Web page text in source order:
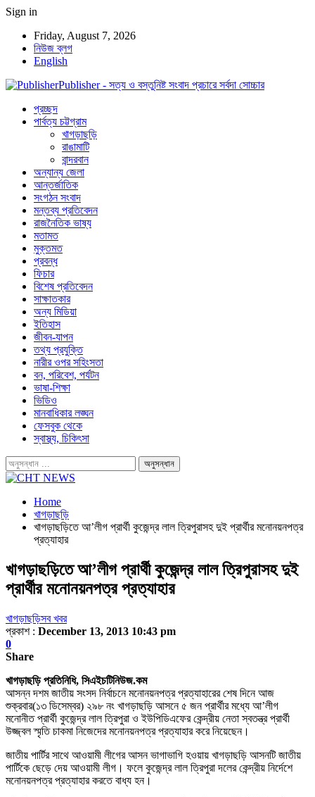
Sign in
Friday, August 7, 2026
নিউজ ব্লগ
English
Publisher - সত্য ও বস্তুনিষ্ট সংবাদ প্রচারে সর্বদা সোচ্চার
প্রচ্ছদ
পার্বত্য চট্টগ্রাম
খাগড়াছড়ি
রাঙামাটি
বান্দরবান
অন্যান্য জেলা
আন্তর্জাতিক
সংগঠন সংবাদ
মন্তব্য প্রতিবেদন
রাজনৈতিক ভাষ্য
মতামত
মুক্তমত
প্রবন্ধ
ফিচার
বিশেষ প্রতিবেদন
সাক্ষাতকার
অন্য মিডিয়া
ইতিহাস
জীবন-যাপন
তথ্য প্রযুক্তি
নারীর ওপর সহিংসতা
বন, পরিবেশ, পর্যটন
ভাষা-শিক্ষা
ভিডিও
মানবাধিকার লঙ্ঘন
ফেসবুক থেকে
স্বাস্থ্য, চিকিৎসা
Home
খাগড়াছড়ি
খাগড়াছড়িতে আ’লীগ প্রার্থী কুজেন্দ্র লাল ত্রিপুরাসহ দুই প্রার্থীর মনোনয়নপত্র
প্রত্যাহার
খাগড়াছড়িতে আ’লীগ প্রার্থী কুজেন্দ্র লাল ত্রিপুরাসহ দুই
প্রার্থীর মনোনয়নপত্র প্রত্যাহার
খাগড়াছড়িসব খবর
প্রকাশ : December 13, 2013 10:43 pm
0
Share
খাগড়াছড়ি প্রতিনিধি, সিএইচটিনিউজ.কম
আসন্ন দশম জাতীয় সংসদ নির্বাচনে মনোনয়নপত্র প্রত্যাহারের শেষ দিনে আজ
শুক্রবার(১৩ ডিসেম্বর) ২৯৮ নং খাগড়াছড়ি আসনে ৫ জন প্রার্থীর মধ্যে আ’লীগ
মনোনীত প্রার্থী কুজেন্দ্র লাল ত্রিপুরা ও ইউপিডিএফের কেন্দ্রীয় নেতা স্বতন্ত্র প্রার্থী
উজ্জ্বল স্মৃতি চাকমা নিজেদের মনোনয়নপত্র প্রত্যাহার করে নিয়েছেন।
জাতীয় পার্টির সাথে আওয়ামী লীগের আসন ভাগাভাগি হওয়ায় খাগড়াছড়ি আসনটি জাতীয়
পার্টিকে ছেড়ে দেয় আওয়ামী লীগ। ফলে কুজেন্দ্র লাল ত্রিপুরা দলের কেন্দ্রীয় নির্দেশে
মনোনয়নপত্র প্রত্যাহার করতে বাধ্য হন।